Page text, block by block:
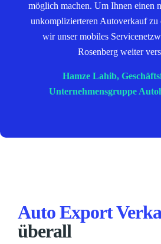
möglich machen. Um Ihnen einen
unkomplizierteren Autoverkauf zu
wir unser mobiles
Rosenberg weiter
Hamze Lahib,
Unternehmensgruppe
Auto Export
überall